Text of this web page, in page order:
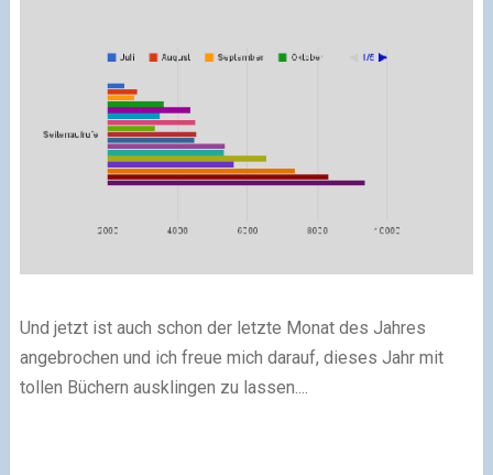
Und jetzt ist auch schon der letzte Monat des Jahres
angebrochen und ich freue mich darauf, dieses Jahr mit
tollen Büchern ausklingen zu lassen....